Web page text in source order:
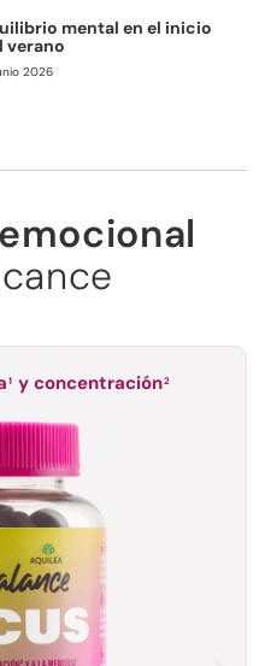
mental en el inicio
verano
2026
1 y concentración2